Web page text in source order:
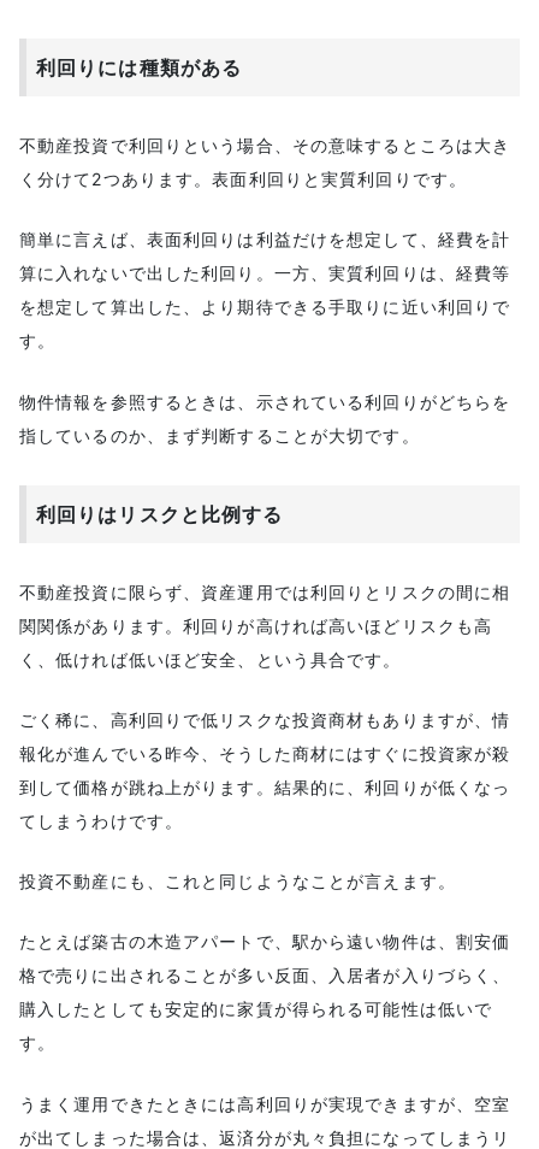
利回りには種類がある
不動産投資で利回りという場合、その意味するところは大き
く分けて2つあります。表面利回りと実質利回りです。
簡単に言えば、表面利回りは利益だけを想定して、経費を計
算に入れないで出した利回り。一方、実質利回りは、経費等
を想定して算出した、より期待できる手取りに近い利回りで
す。
物件情報を参照するときは、示されている利回りがどちらを
指しているのか、まず判断することが大切です。
利回りはリスクと比例する
不動産投資に限らず、資産運用では利回りとリスクの間に相
関関係があります。利回りが高ければ高いほどリスクも高
く、低ければ低いほど安全、という具合です。
ごく稀に、高利回りで低リスクな投資商材もありますが、情
報化が進んでいる昨今、そうした商材にはすぐに投資家が殺
到して価格が跳ね上がります。結果的に、利回りが低くなっ
てしまうわけです。
投資不動産にも、これと同じようなことが言えます。
たとえば築古の木造アパートで、駅から遠い物件は、割安価
格で売りに出されることが多い反面、入居者が入りづらく、
購入したとしても安定的に家賃が得られる可能性は低いで
す。
うまく運用できたときには高利回りが実現できますが、空室
が出てしまった場合は、返済分が丸々負担になってしまうリ